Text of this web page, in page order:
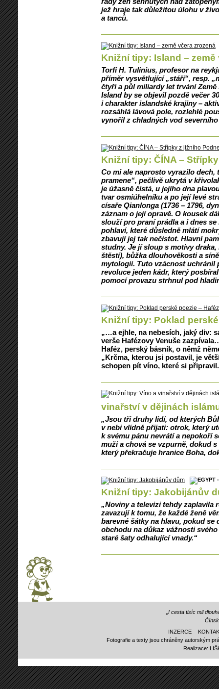
jež hraje tak důležitou úlohu v
a tanců.
Knižní tipy: Island – země
Torfi H. Tulinius, profesor na
příměr vysvětlující „stáří“, resp.
čtyři a půl miliardy let trvání
Island by se objevil pozdě večer
i charakter islandské krajiny –
rozsáhlá lávová pole, rozlehlé
vynořil z chladných vod
Knižní tipy: ČÍNA –
Co mi ale naprosto vyrazilo dech,
pramene“, pečlivě ukrytá v
je úžasně čistá, u jejího dna
tvar osmiúhelníku a po její levé
císaře Qianlonga (1736 – 1796,
záznam o její opravě. O kousek
slouží pro praní prádla a i dnes
pohlaví, které důsledně mlátí
zbavují jej tak nečistot. Hlavní
studny. Je jí sloup s motivy
štěstí), bůžka dlouhověkosti a
mytologii. Tuto vzácnost uchránil
revoluce jeden kádr, který
pomocí provazu strhnul pod
Knižní tipy: Poklad
„…a ejhle, na nebesích, jaký div:
verše Hafézovy Venuše
Haféz, perský básník, o němž
„Krčma, kterou jsi postavil, je
schopen pít víno, které si
vinařství v dějinách
„Jsou tři druhy lidí, od kterých
v nebi vlídně přijati: otrok, který
k svému pánu nevrátí a nepokoří
muži a chová se vzpurně, dokud
který překračuje hranice Boha,
Knižní tipy: Jakobijánův
„Noviny a televizi tehdy zaplavila
zavazují k tomu, že každé ženě
barevné šátky na hlavu, pokud
obchodu na důkaz vážnosti
staré šaty odhalující vnady.“
„I cesta tisíc mil
INZERCE
Fotografie a texty jsou chráněny autorským
Realizace: